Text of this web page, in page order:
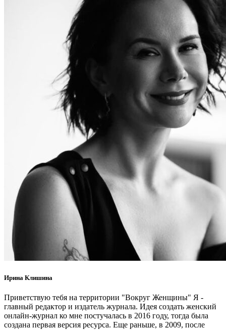
Ирина Клишина
Приветствую тебя на территории "Вокруг Женщины" Я -
главный редактор и издатель журнала. Идея создать женский
онлайн-журнал ко мне постучалась в 2016 году, тогда была
создана первая версия ресурса. Еще раньше, в 2009, после